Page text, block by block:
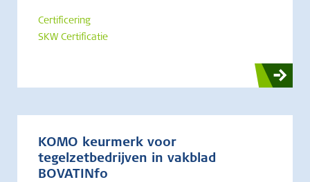
Certificering
SKW Certificatie
KOMO keurmerk voor
tegelzetbedrijven in vakblad
BOVATINfo